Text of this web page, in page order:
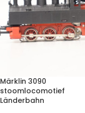
Märklin 3090
stoomlocomotief
Länderbahn